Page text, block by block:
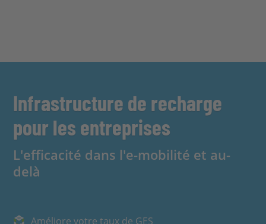
Infrastructure de recharge
pour les entreprises
L'efficacité dans l'e-mobilité et au-
delà
Améliore votre taux de GES